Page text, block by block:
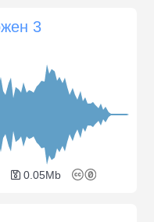
3
0.05Mb